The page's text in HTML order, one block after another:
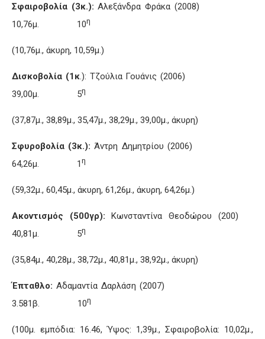
Σφαιροβολία (3κ.): Αλεξάνδρα Φράκα (2008)
10,76μ. 10η
(10,76μ., άκυρη, 10,59μ.)
Δισκοβολία (1κ.): Τζούλια Γουάνις (2006)
39,00μ. 5η
(37,87μ., 38,89μ., 35,47μ., 38,29μ., 39,00μ., άκυρη)
Σφυροβολία (3κ.):Άντρη Δημητρίου (2006)
64,26μ. 1 η
(59,32μ., 60,45μ., άκυρη, 61,26μ., άκυρη, 64,26μ.)
Ακοντισμός (500γρ):Κωνσταντίνα Θεοδώρου (200)
40,81μ. 5η
(35,84μ., 40,28μ., 38,72μ., 40,81μ., 38,92μ., άκυρη)
Έπταθλο: Αδαμαντία Δαρλάση (2007)
3.581β. 10η
(100μ. εμπόδια: 16.46, Ύψος: 1,39μ., Σφαιροβολία: 10,02μ.,